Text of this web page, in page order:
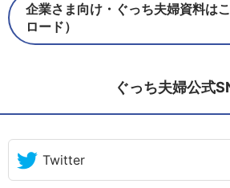
企業さま向け・ぐっち夫婦資料は
ロード）
ぐっち夫婦公式
Twitter